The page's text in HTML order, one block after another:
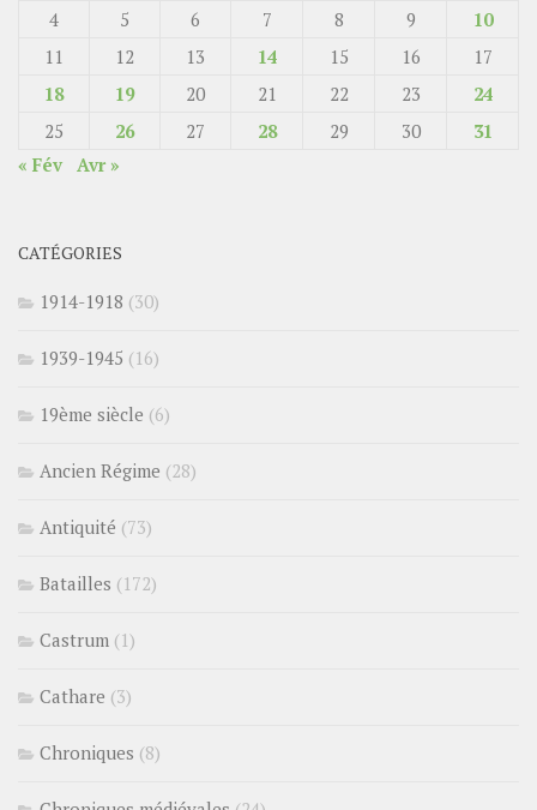
4
5 6 7 8 9
10
11
12 13 14 15 16
17
18
19 20 21 22 23
24
25
26 27 28 29 30
31
« Fév Avr »
CATÉGORIES
1914-1918 (30)
1939-1945 (16)
19ème siècle (6)
Ancien Régime (28)
Antiquité (73)
Batailles (172)
Castrum (1)
Cathare (3)
Chroniques (8)